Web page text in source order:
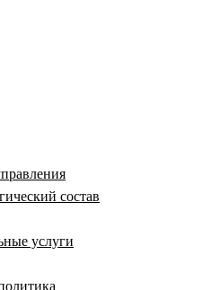
состав
услуги